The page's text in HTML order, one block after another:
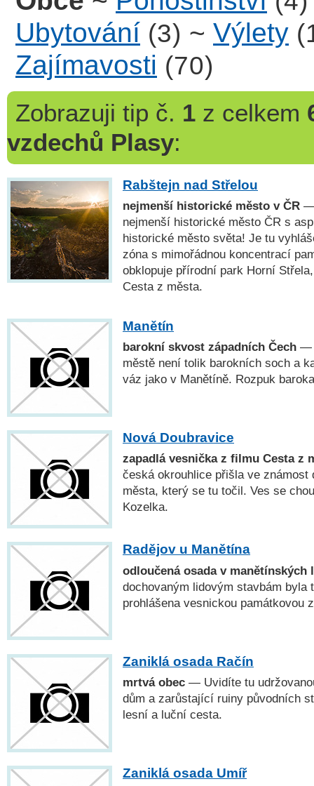
Ubytování (3) ~ Výlety
Zajímavosti (70)
Zobrazuji tip č. 1z celkem
vzdechů Plasy:
Rabštejn nad Střelou
nejmenší historické město v ČR —
nejmenší historické město ČR s
historické město světa! Je tu
zóna s mimořádnou koncentrací
obklopuje přírodní park Horní
Cesta z města.
Manětín
barokní skvost západních Čech —
městě není tolik barokních soch a
váz jako v Manětíně. Rozpuk
Nová Doubravice
zapadlá vesnička z filmu Cesta z
česká okrouhlice přišla ve známost
města, který se tu točil. Ves se
Kozelka.
Radějov u Manětína
odloučená osada v manětínských
dochovaným lidovým stavbám byla
prohlášena vesnickou památkovou
Zaniklá osada Račín
mrtvá obec — Uvidíte tu
dům a zarůstající ruiny původních
lesní a luční cesta.
Zaniklá osada Umíř